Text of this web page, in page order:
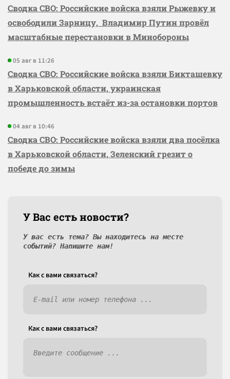
Сводка СВО: Российские войска взяли Рыжевку и
освободили Зарницу, Владимир Путин провёл
масштабные перестановки в Минобороны
05 авг в 11:26
Сводка СВО: Российские войска взяли Бикташевку
в Харьковской области, украинская
промышленность встаёт из-за остановки портов
04 авг в 10:46
Сводка СВО: Российские войска взяли два посёлка
в Харьковской области, Зеленский грезит о
победе до зимы
У Вас есть новости?
У вас есть тема? Вы находитесь на месте
событий? Напишите нам!
Как c вами связаться?
Как c вами связаться?